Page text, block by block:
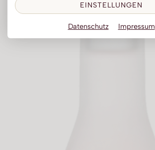
EINSTELLUNGEN
Datenschutz Impressum
Likör
Obstbrand